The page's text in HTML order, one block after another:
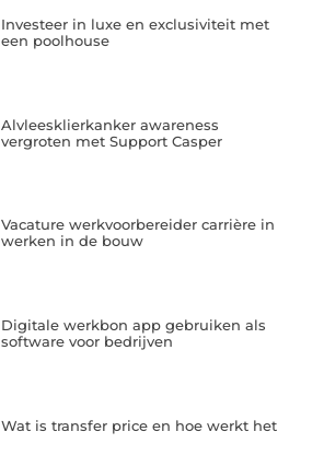
Investeer in luxe en exclusiviteit met
een poolhouse
Alvleesklierkanker awareness
vergroten met Support Casper
Vacature werkvoorbereider carrière in
werken in de bouw
Digitale werkbon app gebruiken als
software voor bedrijven
Wat is transfer price en hoe werkt het